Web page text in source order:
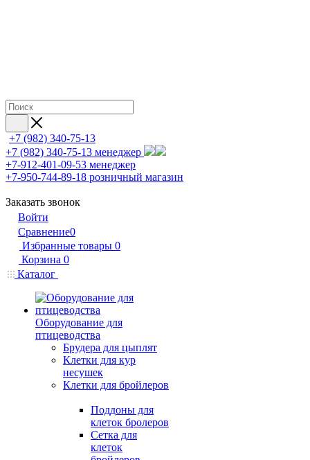
+7 (982) 340-75-13
+7 (982) 340-75-13 менеджер
+7-912-401-09-53 менеджер
+7-950-744-89-18 розничный магазин
Заказать звонок
Войти
Сравнение0
Избранные товары 0
Корзина 0
Каталог
Оборудование для
птицеводства
Брудера для цыплят
Клетки для кур
несушек
Клетки для бройлеров
Поддоны для
клеток бролеров
Сетка для
клеток